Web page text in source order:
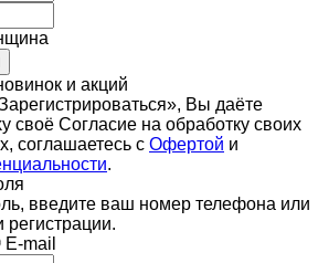
и акций
Вы даёте
своё Согласие на обработку своих
соглашаетесь с Офертой и
.
введите ваш номер телефона или
регистрации.
E-mail